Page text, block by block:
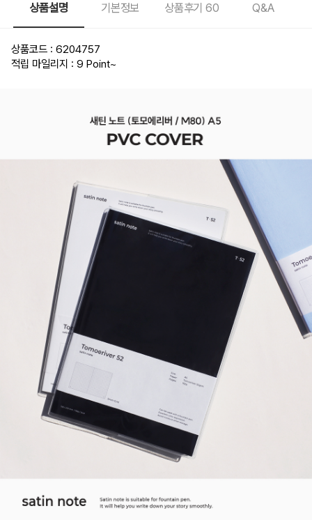
상품설명 기본정보 상품후기60 Q&A
상품코드 : 6204757
적립 마일리지 : 9 Point~